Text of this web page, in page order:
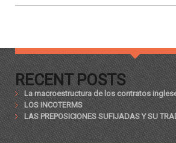
RECENT POSTS
La macroestructura de los contratos
LOS INCOTERMS
LAS PREPOSICIONES SUFIJADAS Y SU